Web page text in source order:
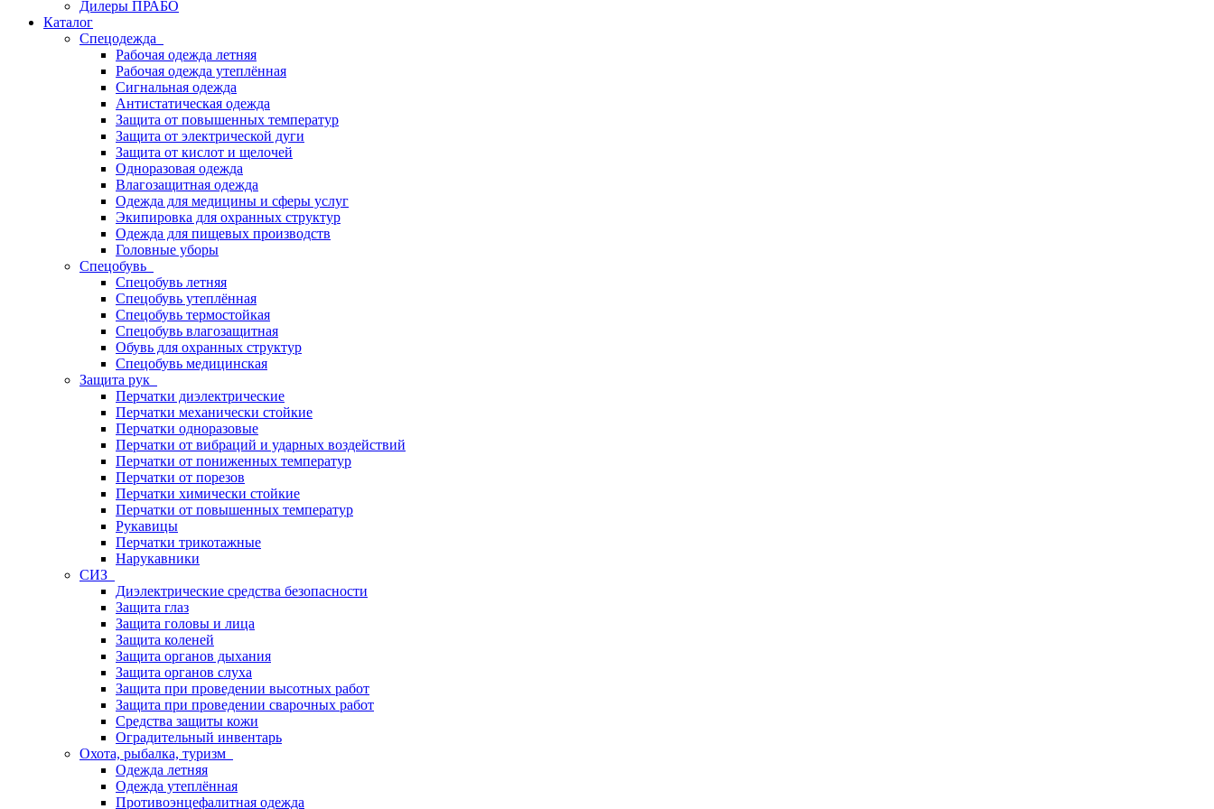
Дилеры ПРАБО
Каталог
Спецодежда
Рабочая одежда летняя
Рабочая одежда утеплённая
Сигнальная одежда
Антистатическая одежда
Защита от повышенных температур
Защита от электрической дуги
Защита от кислот и щелочей
Одноразовая одежда
Влагозащитная одежда
Одежда для медицины и сферы услуг
Экипировка для охранных структур
Одежда для пищевых производств
Головные уборы
Спецобувь
Спецобувь летняя
Спецобувь утеплённая
Спецобувь термостойкая
Спецобувь влагозащитная
Обувь для охранных структур
Спецобувь медицинская
Защита рук
Перчатки диэлектрические
Перчатки механически стойкие
Перчатки одноразовые
Перчатки от вибраций и ударных воздействий
Перчатки от пониженных температур
Перчатки от порезов
Перчатки химически стойкие
Перчатки от повышенных температур
Рукавицы
Перчатки трикотажные
Нарукавники
СИЗ
Диэлектрические средства безопасности
Защита глаз
Защита головы и лица
Защита коленей
Защита органов дыхания
Защита органов слуха
Защита при проведении высотных работ
Защита при проведении сварочных работ
Средства защиты кожи
Оградительный инвентарь
Охота, рыбалка, туризм
Одежда летняя
Одежда утеплённая
Противоэнцефалитная одежда